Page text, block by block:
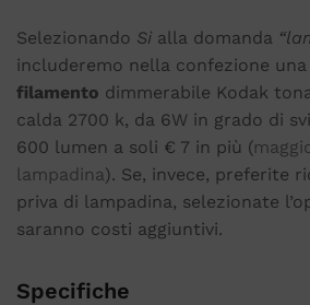
Selezionando Si alla domanda
includeremo nella confezione una
filamento dimmerabile Kodak
calda 2700 k, da 6W in grado di
600 lumen a soli € 7 in più (
lampadina). Se, invece, preferite
priva di lampadina, selezionate
saranno costi aggiuntivi.
Specifiche